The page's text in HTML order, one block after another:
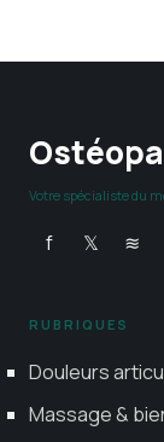
4 juillet 2025
Votre spécialiste du
f 𝕏 ≋
RUBRIQUES
Douleurs
Massage &